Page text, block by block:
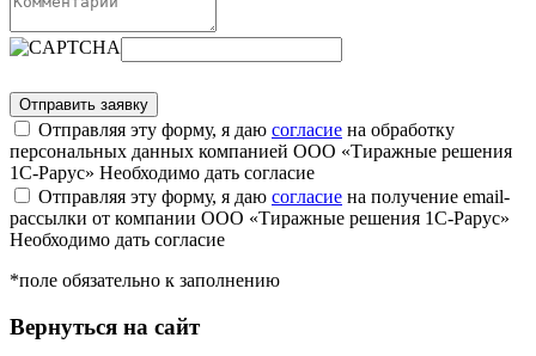
Отправляя эту форму, я даю согласие на обработку
персональных данных компанией ООО «Тиражные решения
1С-Рарус» Необходимо дать согласие
Отправляя эту форму, я даю согласие на получение email-
рассылки от компании ООО «Тиражные решения 1С-Рарус»
Необходимо дать согласие
*поле обязательно к заполнению
Вернуться на сайт